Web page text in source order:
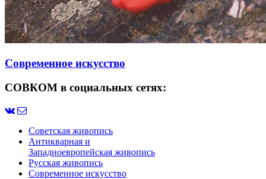
Современное искусство
СОВКОМ в социальных сетях:
Советская живопись
Антикварная и
Западноевропейская живопись
Русская живопись
Современное искусство